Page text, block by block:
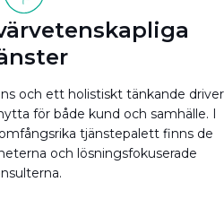
och ett holistiskt tänkande driver
för både kund och samhälle. I
tjänstepalett finns de
och lösningsfokuserade